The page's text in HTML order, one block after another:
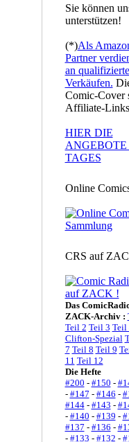
Sie können
unterstützen!
(*)Als
Partner
an
Verkäufen.
Comic-Cover
Affiliate-
HIER DIE
ANGEBOTE
TAGES
Online
CRS auf
Das
ZACK-Archiv :
Teil 2 Teil 3 Teil
Clifton-Spezial
7 Teil 8 Teil 9
11 Teil 12
Die Hefte
#200 - #150 -
- #147 - #146 -
#144- #143 -
- #140 - #139 -
#137 - #136 -
- #133 - #132 -